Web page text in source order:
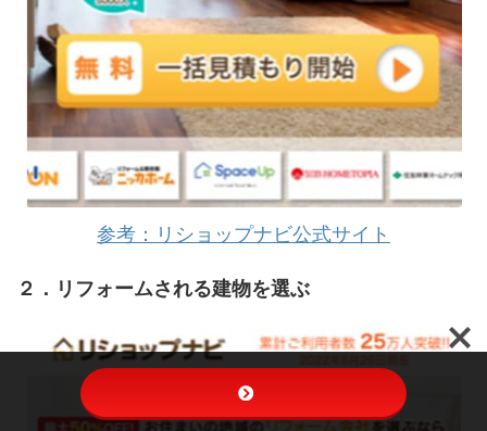
参考：リショップナビ公式サイト
２．リフォームされる建物を選ぶ